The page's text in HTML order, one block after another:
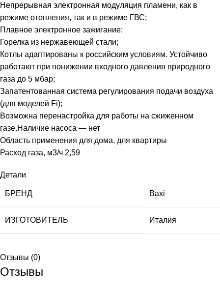
Непрерывная электронная модуляция пламени, как в
режиме отопления, так и в режиме ГВС;
Плавное электронное зажигание;
Горелка из нержавеющей стали;
Котлы адаптированы к российским условиям. Устойчиво
работают при понижении входного давления природного
газа до 5 мбар;
Запатентованная система регулирования подачи воздуха
(для моделей Fi);
Возможна перенастройка для работы на сжиженном
газе.Наличие насоса — нет
Область применения для дома, для квартиры
Расход газа, м3/ч 2,59
Детали
БРЕНД Baxi
ИЗГОТОВИТЕЛЬ Италия
Отзывы (0)
Отзывы